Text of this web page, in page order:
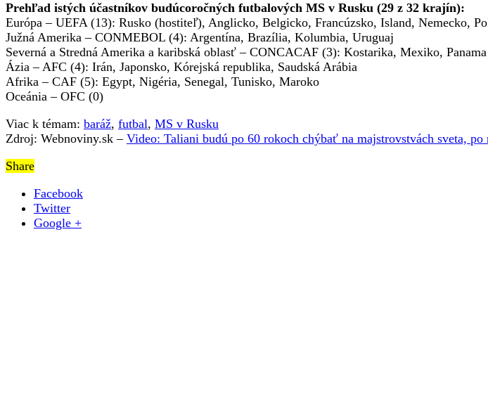
Prehľad istých účastníkov budúcoročných futbalových MS v Rusku (29 z 32 krajín):
Európa – UEFA (13): Rusko (hostiteľ), Anglicko, Belgicko, Francúzsko, Island, Nemecko,
Južná Amerika – CONMEBOL (4): Argentína, Brazília, Kolumbia, Uruguaj
Severná a Stredná Amerika a karibská oblasť – CONCACAF (3): Kostarika, Mexiko, Panama
Ázia – AFC (4): Irán, Japonsko, Kórejská republika, Saudská Arábia
Afrika – CAF (5): Egypt, Nigéria, Senegal, Tunisko, Maroko
Oceánia – OFC (0)
Viac k témam: baráž, futbal, MS v Rusku
Zdroj: Webnoviny.sk – Video: Taliani budú po 60 rokoch chýbať na majstrovstvách sveta,
Share
Facebook
Twitter
Google +